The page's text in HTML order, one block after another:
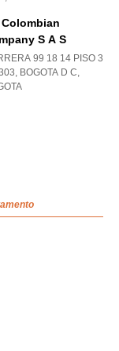
S A S
99 18 14 PISO 3
, BOGOTA D C,